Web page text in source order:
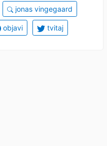
jonas vingegaard
objavi tvitaj